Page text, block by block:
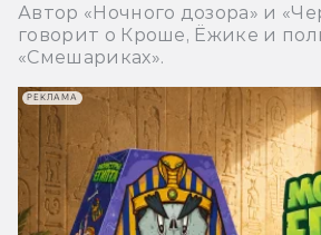
Автор «Ночного дозора» и
говорит о Кроше, Ёжике и
«Смешариках».
РЕКЛАМА